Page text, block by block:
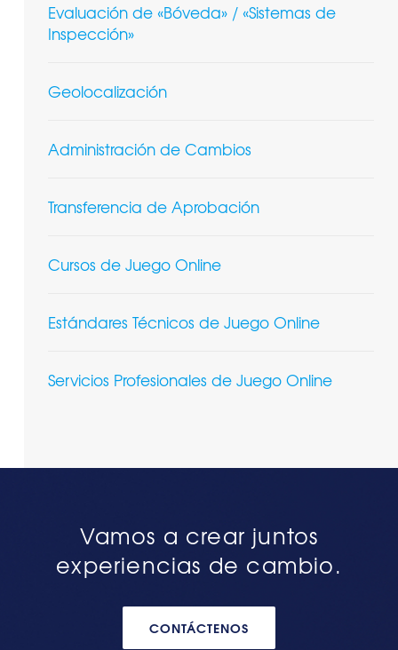
Evaluación de «Bóveda» / «Sistemas de
Inspección»
Geolocalización
Administración de Cambios
Transferencia de Aprobación
Cursos de Juego Online
Estándares Técnicos de Juego Online
Servicios Profesionales de Juego Online
Vamos a crear juntos
experiencias de cambio.
CONTÁCTENOS